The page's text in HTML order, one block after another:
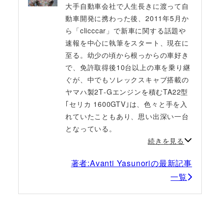
大手自動車会社で人生長きに渡って自
動車開発に携わった後、2011年5月か
ら「clicccar」で新車に関する話題や
速報を中心に執筆をスタート、現在に
至る。幼少の頃から根っからの車好き
で、免許取得後10台以上の車を乗り継
ぐが、中でもソレックスキャブ搭載の
ヤマハ製2T‐Gエンジンを積むTA22型
｢セリカ 1600GTV｣は、色々と手を入
れていたこともあり、思い出深い一台
となっている。
続きを見る
著者:Avanti Yasunoriの最新記事
一覧